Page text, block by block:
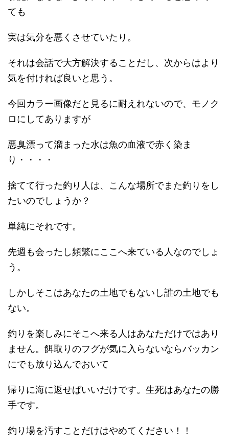
ても
実は気分を悪くさせていたり。
それは会話で大方解決することだし、次からはより
気を付ければ良いと思う。
今回カラー画像だと見るに耐えれないので、モノク
ロにしてありますが
悪臭漂って溜まった水は魚の血液で赤く染ま
り・・・・
捨てて行った釣り人は、こんな場所でまた釣りをし
たいのでしょうか？
単純にそれです。
先週も会ったし頻繁にここへ来ている人なのでしょ
う。
しかしそこはあなたの土地でもないし誰の土地でも
ない。
釣りを楽しみにそこへ来る人はあなただけではあり
ません。餌取りのフグが気に入らないならバッカン
にでも放り込んでおいて
帰りに海に返せばいいだけです。生死はあなたの勝
手です。
釣り場を汚すことだけはやめてください！！